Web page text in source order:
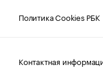
Политика Cookies РБК
Контактная